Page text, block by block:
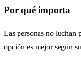
Por qué importa
Las personas no luchan
opción es mejor según